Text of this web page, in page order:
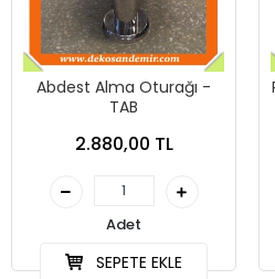
Abdest Alma Oturağı -
TAB
2.880,00 TL
Adet
SEPETE EKLE